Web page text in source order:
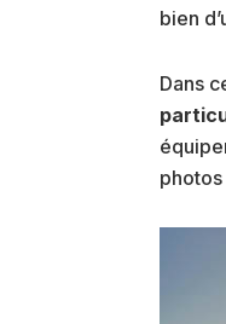
bien
Dans